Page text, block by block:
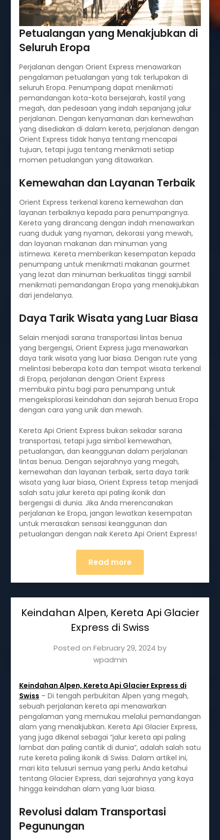
Petualangan yang Menakjubkan di
Seluruh Eropa
Perjalanan dengan Orient Express menawarkan
pengalaman petualangan yang tak terlupakan di
seluruh Eropa. Penumpang dapat menikmati
pemandangan kota-kota bersejarah, kastil yang
megah, dan pedesaan yang indah sepanjang jalur
perjalanan. Dengan kenyamanan dan kemewahan
yang disediakan di dalam kereta, perjalanan dengan
Orient Express tidak hanya tentang mencapai
tujuan, tetapi juga tentang menikmati setiap
momen petualangan yang ditawarkan.
Kemewahan dan Layanan Terbaik
Orient Express terkenal karena kemewahan dan
layanan terbaiknya kepada para penumpangnya.
Kereta yang dirancang dengan indah menawarkan
ruang duduk yang nyaman, dekorasi yang mewah,
dan layanan makanan dan minuman yang
istimewa. Kereta memberikan kesempatan kepada
penumpang untuk menikmati makanan gourmet
yang lezat dan minuman berkualitas tinggi sambil
menikmati pemandangan Eropa yang menakjubkan
dari jendelanya.
Daya Tarik Wisata yang Luar Biasa
Selain menjadi sarana transportasi lintas benua
yang bergengsi, Orient Express juga menawarkan
daya tarik wisata yang luar biasa. Dengan rute yang
melintasi beberapa kota dan tempat wisata terkenal
di Eropa, perjalanan dengan Orient Express
membuka pintu bagi para penumpang untuk
mengeksplorasi keindahan dan sejarah benua Eropa
dengan cara yang unik dan mewah.
Kereta Api Orient Express bukan sekadar sarana
transportasi, tetapi juga simbol kemewahan,
petualangan, dan keanggunan dalam perjalanan
lintas benua. Dengan sejarahnya yang megah,
kemewahan dan layanan terbaik, serta daya tarik
wisata yang luar biasa, Orient Express tetap menjadi
salah satu jalur kereta api paling ikonik dan
bergengsi di dunia. Jika Anda merencanakan
perjalanan ke Eropa, jangan lewatkan kesempatan
untuk merasakan sensasi keanggunan dan
petualangan dengan naik Kereta Api Orient Express!
Read more
Keindahan Alpen, Kereta Api Glacier
Express di Swiss
Posted on February 29, 2024 by
wpadmin
Keindahan Alpen, Kereta Api Glacier Express di
Swiss – Di tengah perbukitan Alpen yang megah,
sebuah perjalanan kereta api menawarkan
pengalaman yang memukau melalui pemandangan
alam yang menakjubkan. Kereta Api Glacier Express,
yang juga dikenal sebagai “jalur kereta api paling
lambat dan paling cantik di dunia”, adalah salah satu
rute kereta paling ikonik di Swiss. Dalam artikel ini,
mari kita telusuri semua yang perlu Anda ketahui
tentang Glacier Express, dari sejarahnya yang kaya
hingga keindahan alam yang luar biasa.
Revolusi dalam Transportasi
Pegunungan